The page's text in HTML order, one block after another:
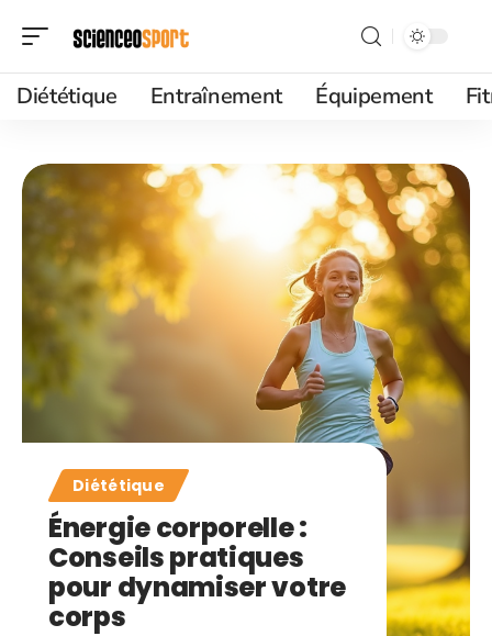
Diététique Entraînement Équipement
Diététique
Énergie corporelle :
Conseils pratiques
pour dynamiser votre
corps